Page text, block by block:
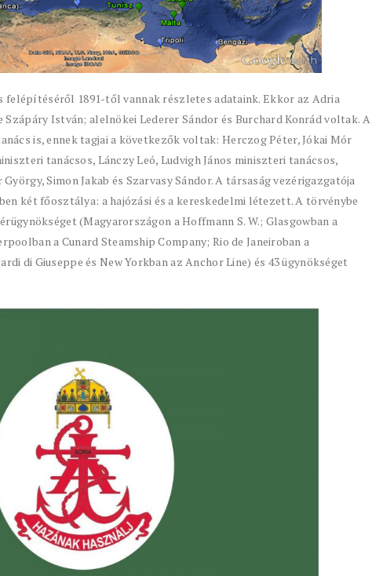
felépítéséről 1891-től vannak részletes adataink. Ekkor az Adria
István; alelnökei Lederer Sándor és Burchard Konrád voltak. A
is, ennek tagjai a következők voltak: Herczog Péter, Jókai Mór
tanácsos, Lánczy Leó, Ludvigh János miniszteri tanácsos,
Simon Jakab és Szarvasy Sándor. A társaság vezérigazgatója
két főosztálya: a hajózási és a kereskedelmi létezett. A törvénybe
(Magyarországon a Hoffmann S. W.; Glasgowban a
a Cunard Steamship Company; Rio de Janeiroban a
di Giuseppe és New Yorkban az Anchor Line) és 43 ügynökséget